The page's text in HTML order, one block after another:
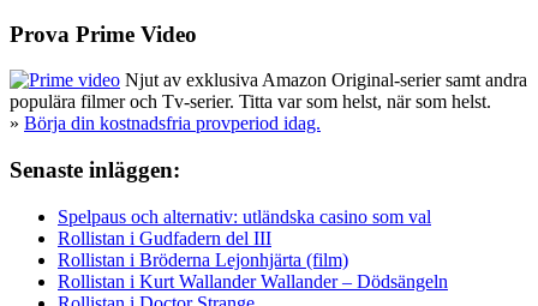
Prova Prime Video
Njut av exklusiva Amazon Original-serier samt andra
populära filmer och Tv-serier. Titta var som helst, när som helst.
» Börja din kostnadsfria provperiod idag.
Senaste inläggen:
Spelpaus och alternativ: utländska casino som val
Rollistan i Gudfadern del III
Rollistan i Bröderna Lejonhjärta (film)
Rollistan i Kurt Wallander Wallander – Dödsängeln